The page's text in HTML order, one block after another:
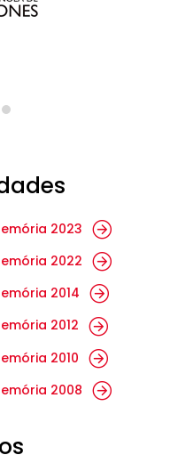
2023
2022
2014
2012
2010
2008